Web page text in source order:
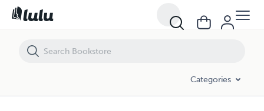
Categories
La Source des Mondes - 1 - Les Franchisseurs